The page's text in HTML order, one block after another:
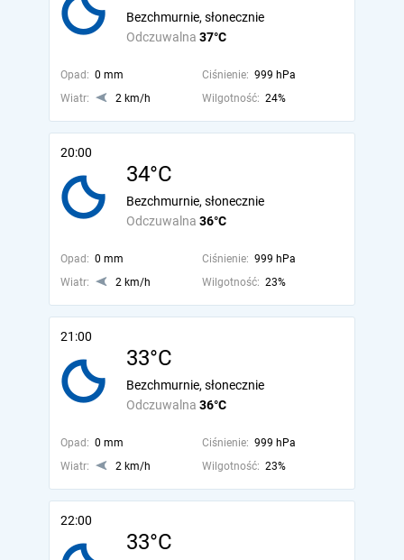
Odczuwalna 37°C
Bezchmurnie, słonecznie
Opad: 0 mm Ciśnienie: 999 hPa
Wiatr:
2 km/h Wilgotność: 24%
20:00
34°C
Odczuwalna 36°C
Bezchmurnie, słonecznie
Opad: 0 mm Ciśnienie: 999 hPa
Wiatr:
2 km/h Wilgotność: 23%
21:00
33°C
Odczuwalna 36°C
Bezchmurnie, słonecznie
Opad: 0 mm Ciśnienie: 999 hPa
Wiatr:
2 km/h Wilgotność: 23%
22:00
33°C